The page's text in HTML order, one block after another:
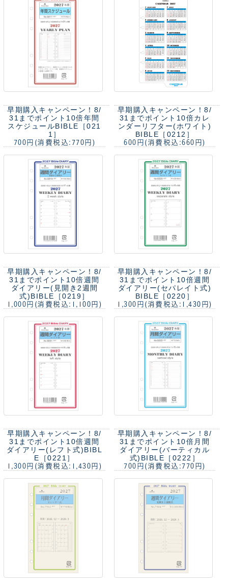
早期購入キャンペーン！8/
31までポイント10倍年間
スケジュールBIBLE［021
1］
700円 (消費税込:770円)
早期購入キャンペーン！8/
31までポイント10倍カレ
ンダーリフター(ホワイト)
BIBLE［0212］
600円 (消費税込:660円)
早期購入キャンペーン！8/
31までポイント10倍週間
ダイアリー(見開き2週間
式)BIBLE［0219］
1,000円 (消費税込:1,100円)
早期購入キャンペーン！8/
31までポイント10倍週間
ダイアリー(セパレイト式)
BIBLE［0220］
1,300円 (消費税込:1,430円)
早期購入キャンペーン！8/
31までポイント10倍週間
ダイアリー(レフト式)BIBL
E［0221］
1,300円 (消費税込:1,430円)
早期購入キャンペーン！8/
31までポイント10倍月間
ダイアリー(バーティカル
式)BIBLE［0222］
700円 (消費税込:770円)